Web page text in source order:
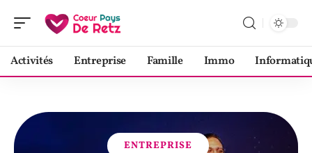
Activités Entreprise Famille Immo
ENTREPRISE